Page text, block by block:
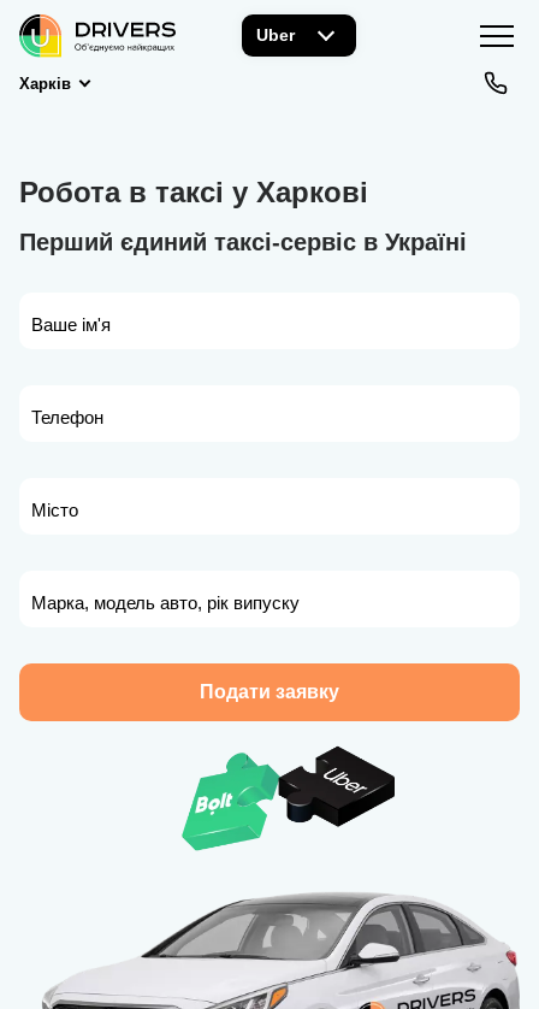
Uber
Харків
Робота в таксі у Харкові
Перший єдиний таксі-сервіс в Україні
Ваше ім'я
Телефон
Місто
Марка, модель авто, рік випуску
Подати заявку